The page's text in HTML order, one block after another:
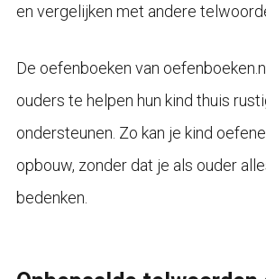
en vergelijken met andere
De oefenboeken van
ouders te helpen hun kind thuis
ondersteunen. Zo kan je kind
opbouw, zonder dat je als ouder
bedenken.